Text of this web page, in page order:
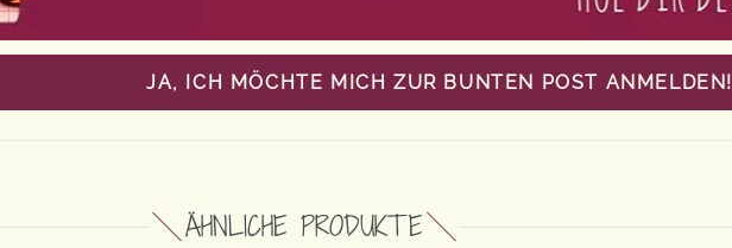
JA, ICH MÖCHTE MICH ZUR BUNTEN POST ANMELDEN!
ÄHNLICHE PRODUKTE